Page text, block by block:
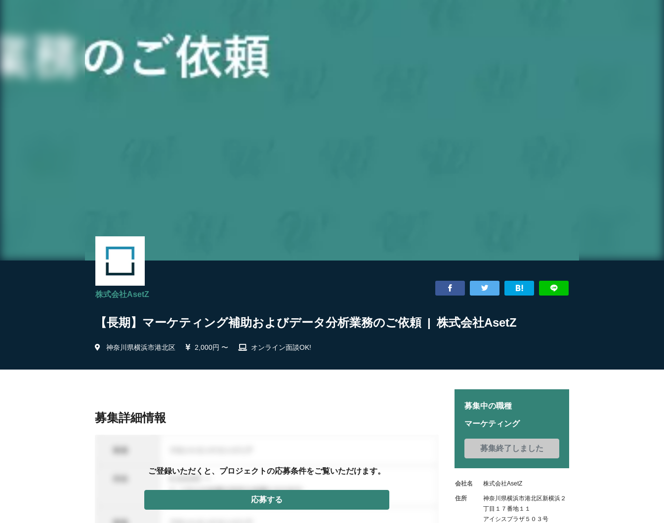
株式会社AsetZ
【長期】マーケティング補助およびデータ分析業務のご依頼 | 株式会社AsetZ
神奈川県横浜市港北区 2,000円 〜 オンライン面談OK!
募集詳細情報
ご登録いただくと、プロジェクトの応募条件をご覧いただけます。
応募する
募集中の職種
マーケティング
募集終了しました
会社名 株式会社AsetZ
住所
神奈川県横浜市港北区新横浜２
丁目１７番地１１
アイシスプラザ５０３号